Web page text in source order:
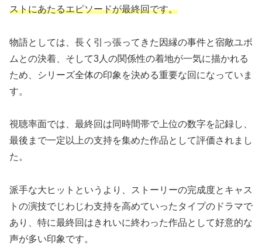
ストにあたるエピソードが最終回です。
物語としては、長く引っ張ってきた因縁の事件と宿敵ユボ
ムとの決着、そして3人の関係性の着地が一気に描かれる
ため、シリーズ全体の印象を決める重要な回になっていま
す。
視聴率面では、最終回は同時間帯で上位の数字を記録し、
最後まで一定以上の支持を集めた作品として評価されまし
た。
派手な大ヒットというより、ストーリーの完成度とキャス
トの演技でじわじわ支持を高めていったタイプのドラマで
あり、特に最終回はきれいに終わった作品として好意的な
声が多い印象です。